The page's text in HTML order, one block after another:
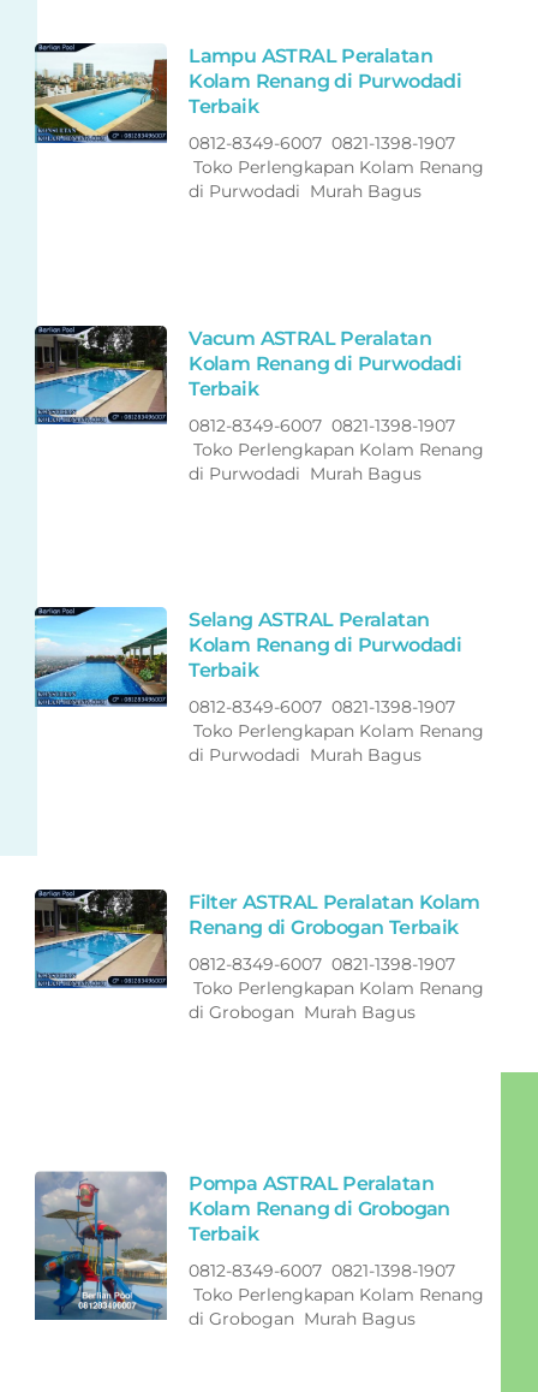
Lampu ASTRAL Peralatan
Kolam Renang di Purwodadi
Terbaik
0812-8349-6007 0821-1398-1907
Toko Perlengkapan Kolam Renang
di Purwodadi Murah Bagus
Vacum ASTRAL Peralatan
Kolam Renang di Purwodadi
Terbaik
0812-8349-6007 0821-1398-1907
Toko Perlengkapan Kolam Renang
di Purwodadi Murah Bagus
Selang ASTRAL Peralatan
Kolam Renang di Purwodadi
Terbaik
0812-8349-6007 0821-1398-1907
Toko Perlengkapan Kolam Renang
di Purwodadi Murah Bagus
Filter ASTRAL Peralatan Kolam
Renang di Grobogan Terbaik
0812-8349-6007 0821-1398-1907
Toko Perlengkapan Kolam Renang
di Grobogan Murah Bagus
Pompa ASTRAL Peralatan
Kolam Renang di Grobogan
Terbaik
0812-8349-6007 0821-1398-1907
Toko Perlengkapan Kolam Renang
di Grobogan Murah Bagus